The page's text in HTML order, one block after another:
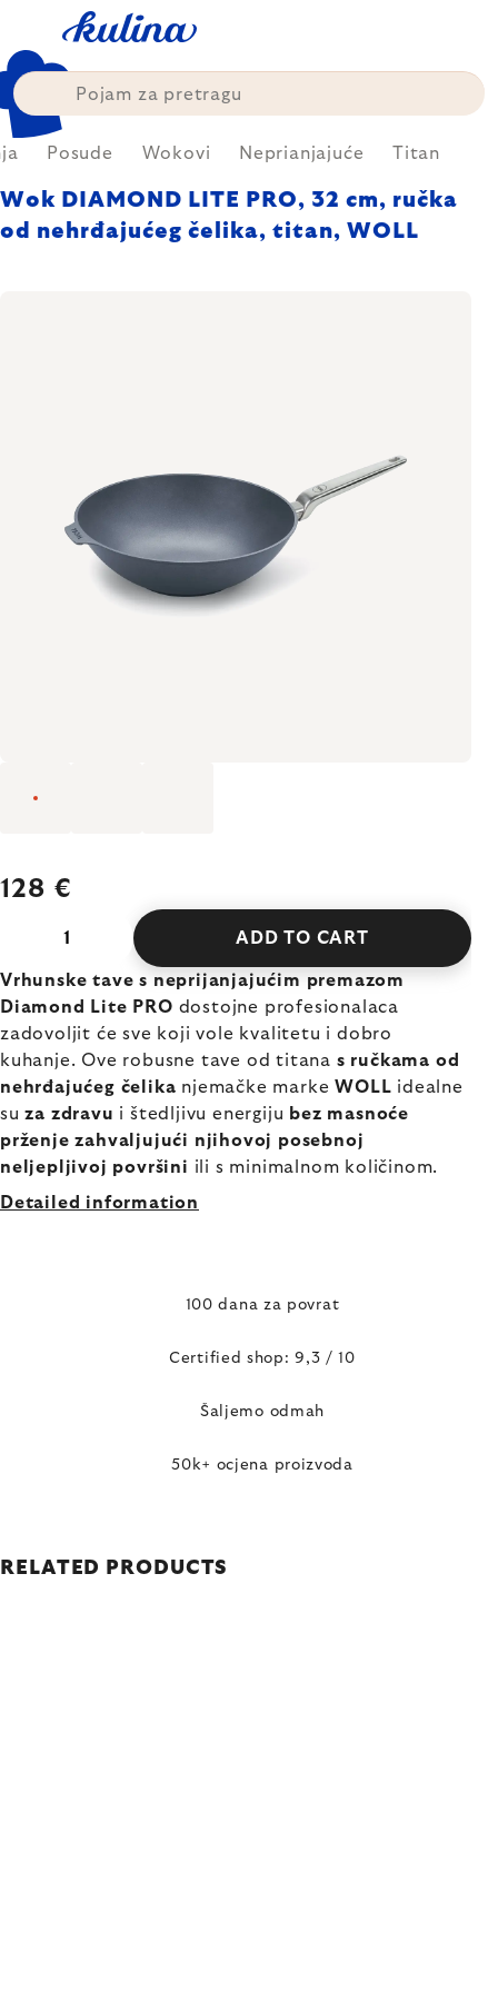
content
Posude Wokovi Neprianjajuće Titan
Wok DIAMOND LITE PRO, 32 cm, ručka
od nehrđajućeg čelika, titan, WOLL
128 €
ADD TO CART
Vrhunske tave s neprijanjajućim premazom
Diamond Lite PRO dostojne profesionalaca
zadovoljit će sve koji vole kvalitetu i dobro
kuhanje. Ove robusne tave od titana s ručkama od
nehrđajućeg čelika njemačke markeWOLL idealne
suza zdravu i štedljivu energiju bez masnoće
prženje zahvaljujući njihovoj posebnoj
neljepljivoj površini ili s minimalnom količinom.
Detailed information
100 dana za povrat
Certified shop: 9,3 / 10
Šaljemo odmah
50k+ ocjena proizvoda
RELATED PRODUCTS